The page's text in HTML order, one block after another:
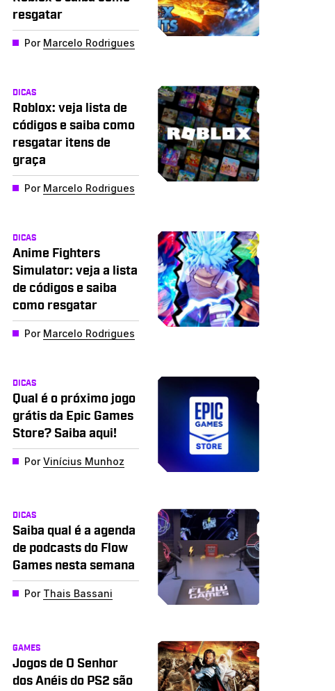
resgatar
Por Marcelo Rodrigues
DICAS
Roblox: veja lista de
códigos e saiba como
resgatar itens de
graça
Por Marcelo Rodrigues
DICAS
Anime Fighters
Simulator: veja a lista
de códigos e saiba
como resgatar
Por Marcelo Rodrigues
DICAS
Qual é o próximo jogo
grátis da Epic Games
Store? Saiba aqui!
PorVinícius Munhoz
DICAS
Saiba qual é a agenda
de podcasts do Flow
Games nesta semana
Por Thais Bassani
GAMES
Jogos de O Senhor
dos Anéis do PS2 são